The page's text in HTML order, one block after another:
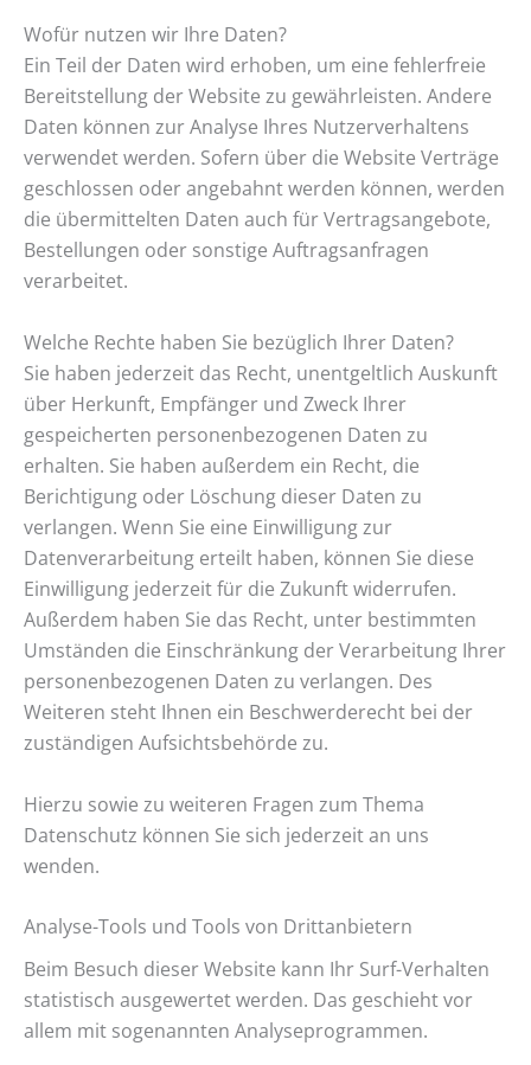
Wofür nutzen wir Ihre Daten?
Ein Teil der Daten wird erhoben, um eine fehlerfreie
Bereitstellung der Website zu gewährleisten. Andere
Daten können zur Analyse Ihres Nutzerverhaltens
verwendet werden. Sofern über die Website Verträge
geschlossen oder angebahnt werden können, werden
die übermittelten Daten auch für Vertragsangebote,
Bestellungen oder sonstige Auftragsanfragen
verarbeitet.
Welche Rechte haben Sie bezüglich Ihrer Daten?
Sie haben jederzeit das Recht, unentgeltlich Auskunft
über Herkunft, Empfänger und Zweck Ihrer
gespeicherten personenbezogenen Daten zu
erhalten. Sie haben außerdem ein Recht, die
Berichtigung oder Löschung dieser Daten zu
verlangen. Wenn Sie eine Einwilligung zur
Datenverarbeitung erteilt haben, können Sie diese
Einwilligung jederzeit für die Zukunft widerrufen.
Außerdem haben Sie das Recht, unter bestimmten
Umständen die Einschränkung der Verarbeitung Ihrer
personenbezogenen Daten zu verlangen. Des
Weiteren steht Ihnen ein Beschwerderecht bei der
zuständigen Aufsichtsbehörde zu.
Hierzu sowie zu weiteren Fragen zum Thema
Datenschutz können Sie sich jederzeit an uns
wenden.
Analyse-Tools und Tools von Drittanbietern
Beim Besuch dieser Website kann Ihr Surf-Verhalten
statistisch ausgewertet werden. Das geschieht vor
allem mit sogenannten Analyseprogrammen.